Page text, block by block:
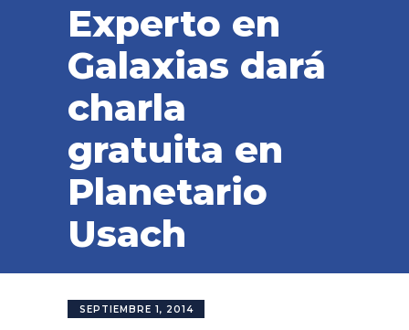
Experto en
Galaxias dará
charla
gratuita en
Planetario
Usach
SEPTIEMBRE 1, 2014